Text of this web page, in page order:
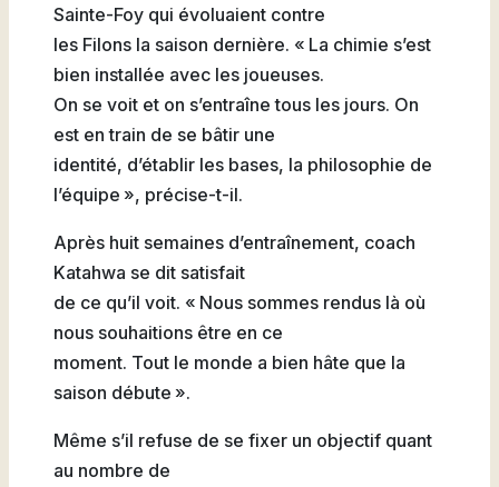
Sainte-Foy qui évoluaient contre
les Filons la saison dernière. « La chimie s’est
bien installée avec les joueuses.
On se voit et on s’entraîne tous les jours. On
est en train de se bâtir une
identité, d’établir les bases, la philosophie de
l’équipe », précise-t-il.
Après huit semaines d’entraînement, coach
Katahwa se dit satisfait
de ce qu’il voit. « Nous sommes rendus là où
nous souhaitions être en ce
moment. Tout le monde a bien hâte que la
saison débute ».
Même s’il refuse de se fixer un objectif quant
au nombre de